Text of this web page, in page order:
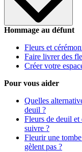
Hommage au défunt
Fleurs et
Faire livrer des
Créer votre
Pour vous aider
Quelles
deuil ?
Fleurs de deuil et
suivre ?
Fleurir une
gèlent pas ?